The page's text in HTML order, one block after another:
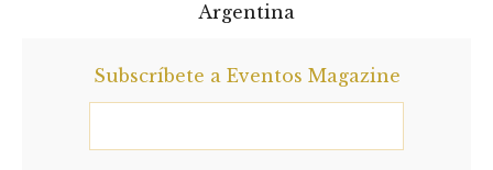
Argentina
Subscríbete a Eventos Magazine